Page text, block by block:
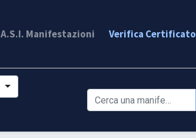
A.S.I. Manifestazioni Verifica Certificato